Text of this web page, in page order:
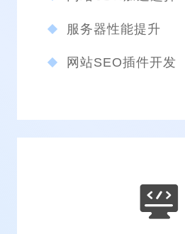
服务器性能提升
网站SEO插件开发